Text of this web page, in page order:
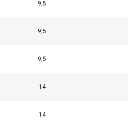
9,5
9,5
9,5
14
14